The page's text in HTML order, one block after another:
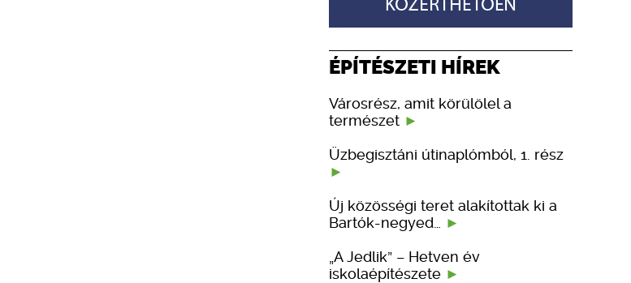
ÉPÍTÉSZETI HÍREK
Városrész, amit körülölel a
természet
Üzbegisztáni útinaplómból, 1. rész
Új közösségi teret alakítottak ki a
Bartók-negyed…
„A Jedlik” – Hetven év
iskolaépítészete